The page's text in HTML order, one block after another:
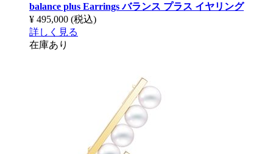
balance plus Earringsバランス プラス イヤリング
¥ 495,000 (税込)
詳しく見る
在庫あり